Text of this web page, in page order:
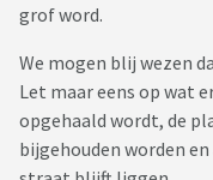
grof word.
We mogen blij wezen
Let maar eens op wat
opgehaald wordt, de
bijgehouden worden